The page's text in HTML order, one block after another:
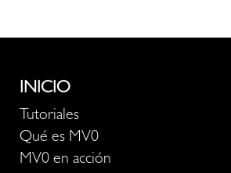
INICIO
Tutoriales
Qué es MV0
MV0 en acción